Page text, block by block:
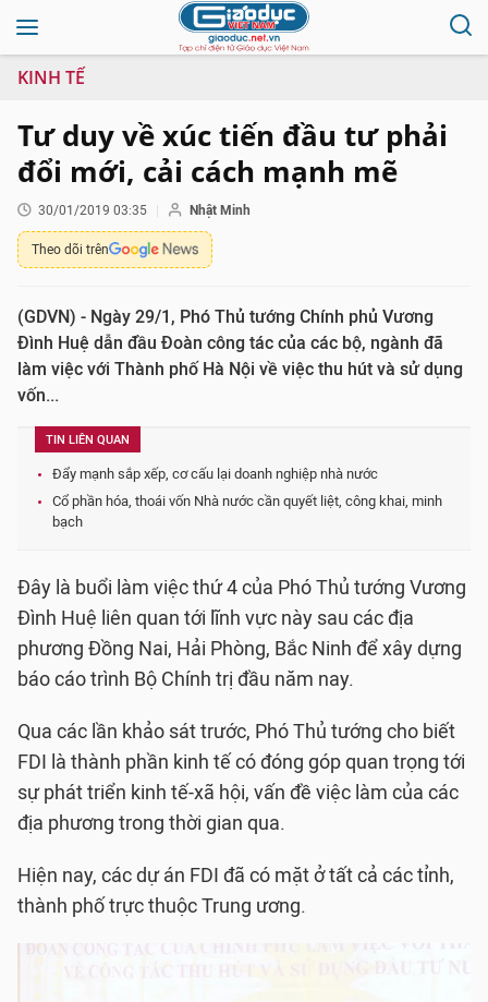
KINH TẾ
Tư duy về xúc tiến đầu tư phải
đổi mới, cải cách mạnh mẽ
30/01/2019 03:35 Nhật Minh
Theo dõi trên
(GDVN) - Ngày 29/1, Phó Thủ tướng Chính phủ Vương
Đình Huệ dẫn đầu Đoàn công tác của các bộ, ngành đã
làm việc với Thành phố Hà Nội về việc thu hút và sử dụng
vốn...
TIN LIÊN QUAN
Đẩy mạnh sắp xếp, cơ cấu lại doanh nghiệp nhà nước
Cổ phần hóa, thoái vốn Nhà nước cần quyết liệt, công khai, minh
bạch
Đây là buổi làm việc thứ 4 của Phó Thủ tướng Vương
Đình Huệ liên quan tới lĩnh vực này sau các địa
phương Đồng Nai, Hải Phòng, Bắc Ninh để xây dựng
báo cáo trình Bộ Chính trị đầu năm nay.
Qua các lần khảo sát trước, Phó Thủ tướng cho biết
FDI là thành phần kinh tế có đóng góp quan trọng tới
sự phát triển kinh tế-xã hội, vấn đề việc làm của các
địa phương trong thời gian qua.
Hiện nay, các dự án FDI đã có mặt ở tất cả các tỉnh,
thành phố trực thuộc Trung ương.